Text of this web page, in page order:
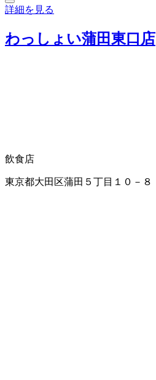
詳細を見る
わっしょい蒲田東口店
飲食店
東京都大田区蒲田５丁目１０－８